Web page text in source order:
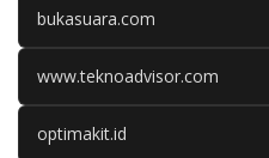
bukasuara.com
www.teknoadvisor.com
optimakit.id